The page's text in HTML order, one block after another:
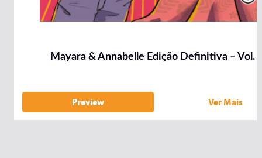
Mayara & Annabelle Edição Definitiva – Vol.
Preview Ver Mais